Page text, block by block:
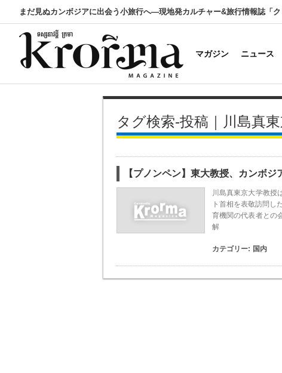
まだ見ぬカンボジアに出会う小旅行へ―現地発カルチャー&旅行情報誌「ク
マガジン ニュース
タグ検索-投稿｜川島真
【プノンペン】東大教授、カンボ
川島真東京大学教授
ト首相を表敬訪問し
育機関の代表者との
解
カテゴリー: 国内